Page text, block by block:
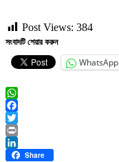
Post Views: 384
সংবাদটি শেয়ার করুন
WhatsApp
WhatsApp
Facebook
Twitter
Print
LinkedIn
Share